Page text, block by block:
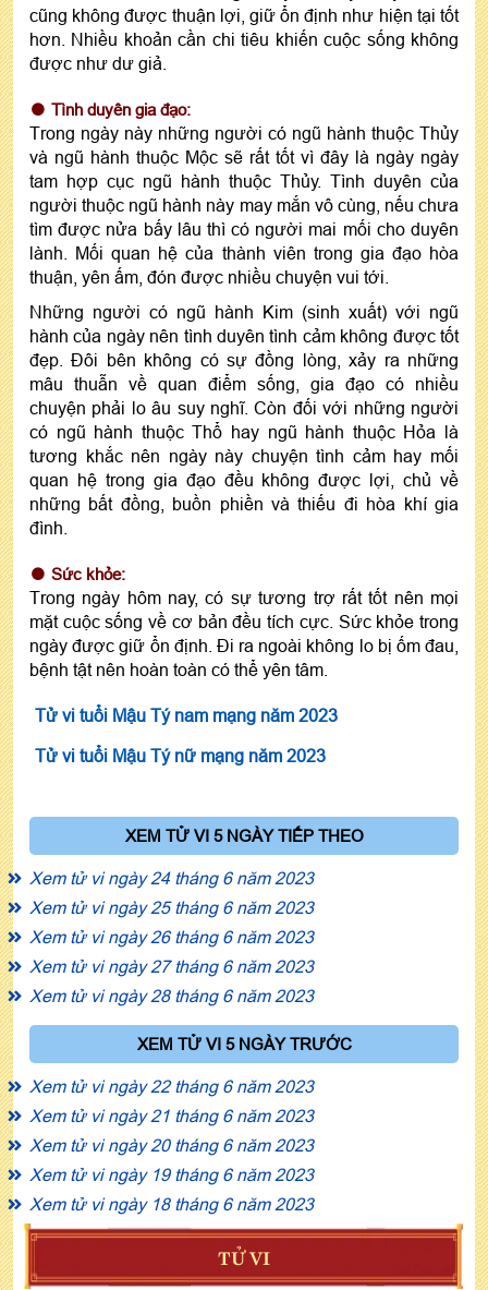
cũng không được thuận lợi, giữ ổn định như hiện tại tốt
hơn. Nhiều khoản cần chi tiêu khiến cuộc sống không
được như dư giả.
Tình duyên gia đạo:
Trong ngày này những người có ngũ hành thuộc Thủy
và ngũ hành thuộc Mộc sẽ rất tốt vì đây là ngày ngày
tam hợp cục ngũ hành thuộc Thủy. Tình duyên của
người thuộc ngũ hành này may mắn vô cùng, nếu chưa
tìm được nửa bấy lâu thì có người mai mối cho duyên
lành. Mối quan hệ của thành viên trong gia đạo hòa
thuận, yên ấm, đón được nhiều chuyện vui tới.
Những người có ngũ hành Kim (sinh xuất) với ngũ
hành của ngày nên tình duyên tình cảm không được tốt
đẹp. Đôi bên không có sự đồng lòng, xảy ra những
mâu thuẫn về quan điểm sống, gia đạo có nhiều
chuyện phải lo âu suy nghĩ. Còn đối với những người
có ngũ hành thuộc Thổ hay ngũ hành thuộc Hỏa là
tương khắc nên ngày này chuyện tình cảm hay mối
quan hệ trong gia đạo đều không được lợi, chủ về
những bất đồng, buồn phiền và thiếu đi hòa khí gia
đình.
Sức khỏe:
Trong ngày hôm nay, có sự tương trợ rất tốt nên mọi
mặt cuộc sống về cơ bản đều tích cực. Sức khỏe trong
ngày được giữ ổn định. Đi ra ngoài không lo bị ốm đau,
bệnh tật nên hoàn toàn có thể yên tâm.
Tử vi tuổi Mậu Tý nam mạng năm 2023
Tử vi tuổi Mậu Tý nữ mạng năm 2023
XEM TỬ VI 5 NGÀY TIẾP THEO
Xem tử vi ngày 24 tháng 6 năm 2023
Xem tử vi ngày 25 tháng 6 năm 2023
Xem tử vi ngày 26 tháng 6 năm 2023
Xem tử vi ngày 27 tháng 6 năm 2023
Xem tử vi ngày 28 tháng 6 năm 2023
XEM TỬ VI 5 NGÀY TRƯỚC
Xem tử vi ngày 22 tháng 6 năm 2023
Xem tử vi ngày 21 tháng 6 năm 2023
Xem tử vi ngày 20 tháng 6 năm 2023
Xem tử vi ngày 19 tháng 6 năm 2023
Xem tử vi ngày 18 tháng 6 năm 2023
TỬ VI